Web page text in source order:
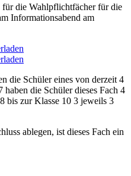
die Wahlpflichtfächer für die
Informationsabend am
die Schüler eines von derzeit 4
die Schüler dieses Fach 4
bis zur Klasse 10 3 jeweils 3
ablegen, ist dieses Fach ein